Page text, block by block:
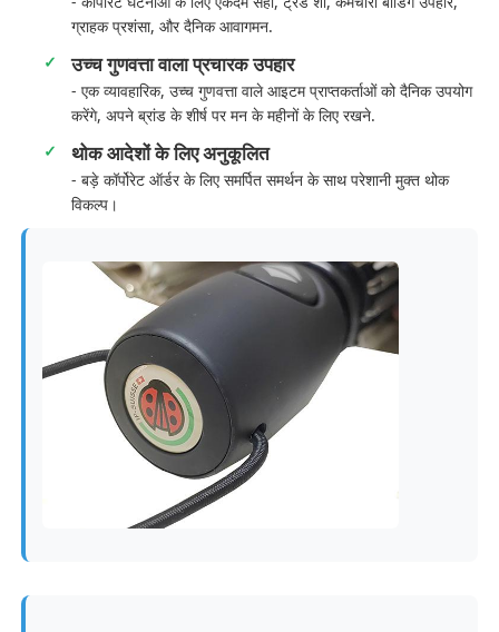
ग्राहक प्रशंसा, और दैनिक आवागमन.
उच्च गुणवत्ता वाला प्रचारक उपहार
- एक व्यावहारिक, उच्च गुणवत्ता वाले आइटम प्राप्तकर्ताओं को दैनिक उपयोग
करेंगे, अपने ब्रांड के शीर्ष पर मन के महीनों के लिए रखने.
थोक आदेशों के लिए अनुकूलित
- बड़े कॉर्पोरेट ऑर्डर के लिए समर्पित समर्थन के साथ परेशानी मुक्त थोक
विकल्प।